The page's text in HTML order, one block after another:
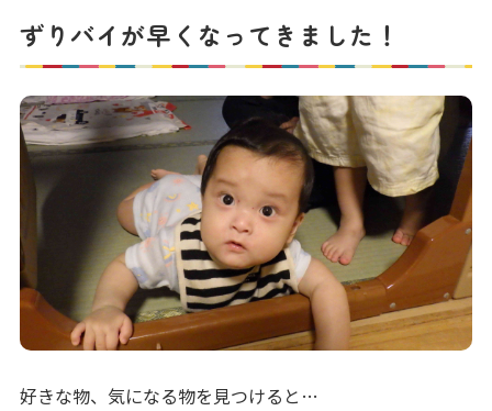
各種書類
よくあるご質問
保育園に関するお問い合わせ
プライバシーポリシー サイトのご利用について
サイトマップ ニチイ学館オフィシャルサイト
ずりバイが早くなってきました！
好きな物、気になる物を見つけると…